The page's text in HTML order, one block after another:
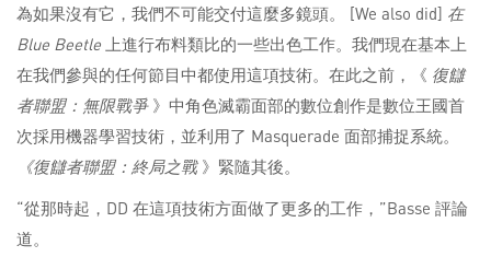
為如果沒有它，我們不可能交付這麼多鏡頭。 [We also did] 在
Blue Beetle 上進行布料類比的一些出色工作。我們現在基本上
在我們參與的任何節目中都使用這項技術。在此之前，《 復讎
者聯盟：無限戰爭 》中角色滅霸面部的數位創作是數位王國首
次採用機器學習技術，並利用了 Masquerade 面部捕捉系統。
《復讎者聯盟：終局之戰 》緊隨其後。
“從那時起，DD 在這項技術方面做了更多的工作，”Basse 評論
道。